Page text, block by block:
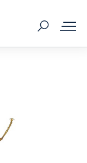
Böceği